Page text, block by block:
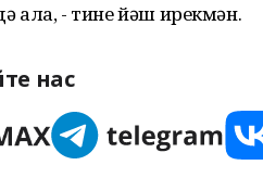
ала, - тине йәш ирекмән.
нас